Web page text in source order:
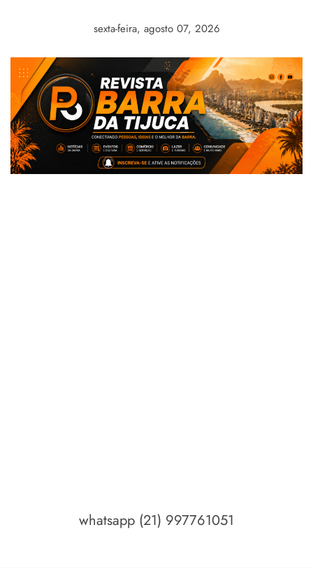
sexta-feira, agosto 07, 2026
whatsapp (21) 997761051